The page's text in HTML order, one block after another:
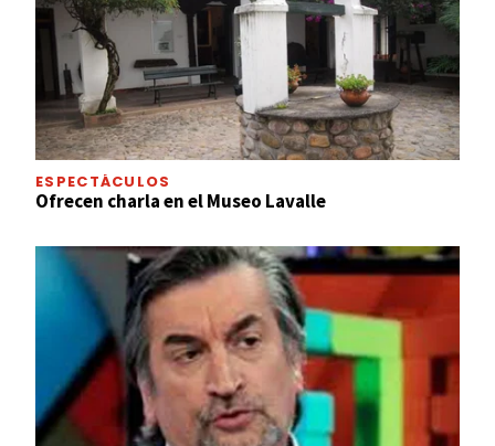
ESPECTÁCULOS
Ofrecen charla en el Museo Lavalle